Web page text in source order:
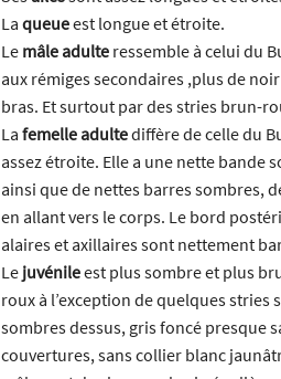
La queueest longue et étroite.
Le mâle adulte ressemble à celui du
aux rémiges secondaires ,plus de
bras. Et surtout par des stries brun-
La femelle adultediffère de celle du
assez étroite. Elle a une nette bande
ainsi que de nettes barres sombres,
en allant vers le corps. Le bord
alaires et axillaires sont nettement
Le juvénileest plus sombre et plus
roux à l’exception de quelques
sombres dessus, gris foncé presque
couvertures, sans collier blanc